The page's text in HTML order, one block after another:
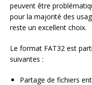
peuvent être
pour la majorité des
reste un excellent choix.
Le format FAT32 est
suivantes :
Partage de fichiers